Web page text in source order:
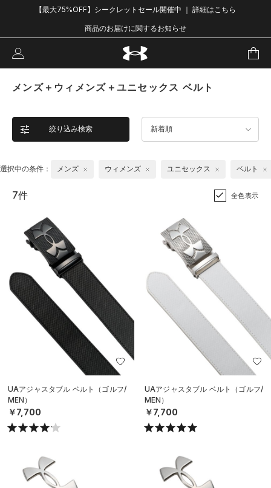
【最大75%OFF】シークレットセール開催中 ｜ 詳細はこちら
商品のお届けに関するお知らせ
メンズ＋ウィメンズ＋ユニセックス ベルト
絞り込み検索 新着順
選択中の条件： メンズ ウィメンズ ユニセックス ベルト
7件 全色表示
UAアジャスタブル ベルト（ゴルフ/
MEN）
￥7,700
UAアジャスタブル ベルト（ゴルフ/
MEN）
￥7,700